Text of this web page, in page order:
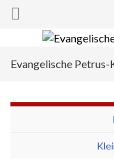
Search
Evangelische